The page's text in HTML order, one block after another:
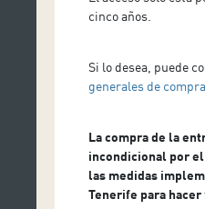
cinco años.
Si lo desea, puede
generales de compra
La compra de la
incondicional por
las medidas
Tenerife para hacer